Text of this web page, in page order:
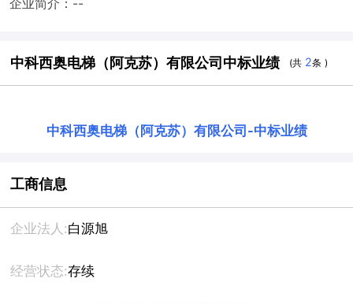
企业简介：--
中科西奥电梯（阿克苏）有限公司中标业绩 (共 2条 )
中科西奥电梯（阿克苏）有限公司 -中标业绩
工商信息
企业法人:白源旭
经营状态:存续